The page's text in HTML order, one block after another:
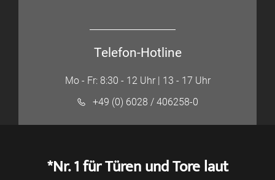
Telefon-Hotline
Mo - Fr: 8:30 - 12 Uhr | 13 - 17 Uhr
+49 (0) 6028 / 406258-0
*Nr. 1 für Türen und Tore laut